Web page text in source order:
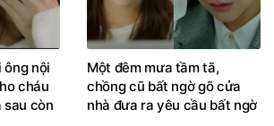
ông nội
cháu
sau còn
Một đêm mưa tầm tã,
chồng cũ bất ngờ gõ cửa
nhà đưa ra yêu cầu bất ngờ